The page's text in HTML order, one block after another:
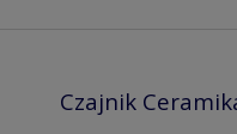
Czajnik